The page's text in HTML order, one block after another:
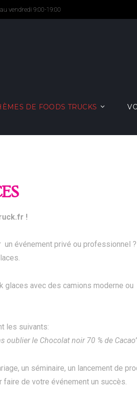
vendredi 9:00-19:00
DE FOODS TRUCKS
!
un événement privé ou professionnel
avec des camions moderne
les suivants:
oublier le Chocolat noir 70 % de
un séminaire, un lancement de
de votre événement un succès.